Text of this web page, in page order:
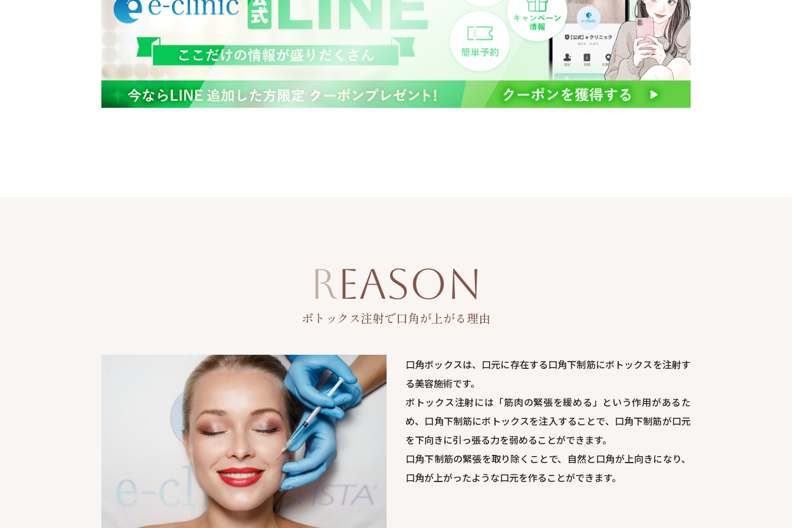
REASON
ボトックス注射で口角が上がる理由
口角ボックスは、口元に存在する口角下制筋にボトックスを注射す
る美容施術です。
ボトックス注射には「筋肉の緊張を緩める」という作用があるた
め、口角下制筋にボトックスを注入することで、口角下制筋が口元
を下向きに引っ張る力を弱めることができます。
口角下制筋の緊張を取り除くことで、自然と口角が上向きになり、
口角が上がったような口元を作ることができます。